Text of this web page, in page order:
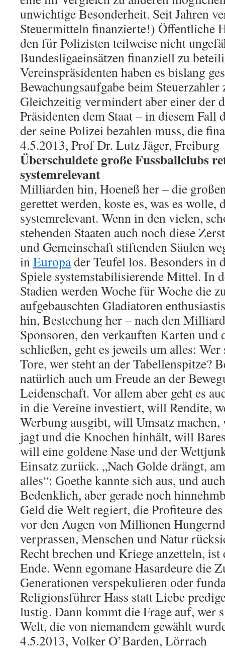
unwichtige Besonderheit. Seit Jahren
Steuermitteln finanzierte!) Öffentliche
den für Polizisten teilweise nicht
Bundesligaeinsätzen finanziell zu
Vereinspräsidenten haben es bislang
Bewachungsaufgabe beim Steuerzahler
Gleichzeitig vermindert aber einer der
Präsidenten dem Staat – in diesem Fall
der seine Polizei bezahlen muss, die
4.5.2013, Prof Dr. Lutz Jäger, Freiburg
Überschuldete große Fussballclubs
systemrelevant
Milliarden hin, Hoeneß her – die
gerettet werden, koste es, was es wolle,
systemrelevant. Wenn in den vielen,
stehenden Staaten auch noch diese
und Gemeinschaft stiftenden Säulen
inEuropader Teufel los. Besonders in
Spiele systemstabilisierende Mittel. In
Stadien werden Woche für Woche die
aufgebauschten Gladiatoren
hin, Bestechung her – nach den
Sponsoren, den verkauften Karten und
schließen, geht es jeweils um alles:
Tore, wer steht an der Tabellenspitze?
natürlich auch um Freude an der
Leidenschaft. Vor allem aber geht es
in die Vereine investiert, will Rendite,
Werbung ausgibt, will Umsatz machen,
jagt und die Knochen hinhält, will
will eine goldene Nase und der
Einsatz zurück. „Nach Golde drängt,
alles“: Goethe kannte sich aus, und
Bedenklich, aber gerade noch
Geld die Welt regiert, die Profiteure
vor den Augen von Millionen
verprassen, Menschen und Natur
Recht brechen und Kriege anzetteln,
Ende. Wenn egomane Hasardeure die
Generationen verspekulieren oder
Religionsführer Hass statt Liebe
lustig. Dann kommt die Frage auf, wer
Welt, die von niemandem gewählt
4.5.2013, Volker O’Barden, Lörrach